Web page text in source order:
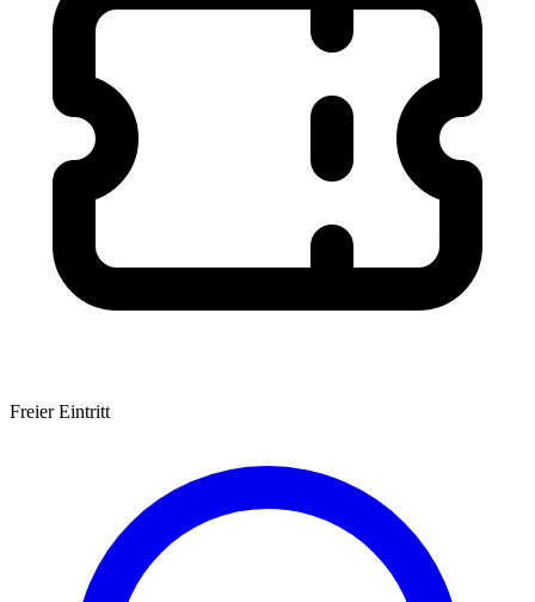
Freier Eintritt